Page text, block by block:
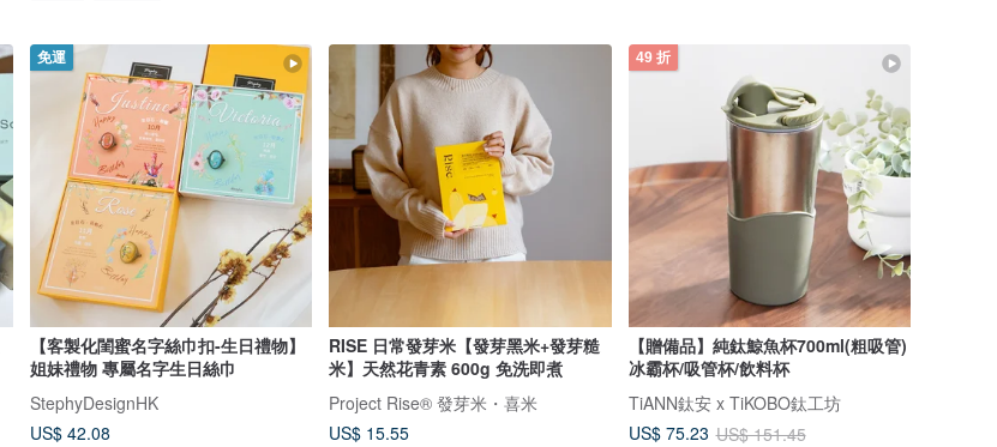
免運
【客製化閨蜜名字絲巾扣-生日禮物】
姐妹禮物 專屬名字生日絲巾
StephyDesignHK
US$ 42.08
RISE 日常發芽米【發芽黑米+發芽糙
米】天然花青素 600g 免洗即煮
Project Rise® 發芽米・喜米
US$ 15.55
49 折
【贈備品】純鈦鯨魚杯700ml(粗吸管)
冰霸杯/吸管杯/飲料杯
TiANN鈦安 x TiKOBO鈦工坊
US$ 75.23 US$ 151.45